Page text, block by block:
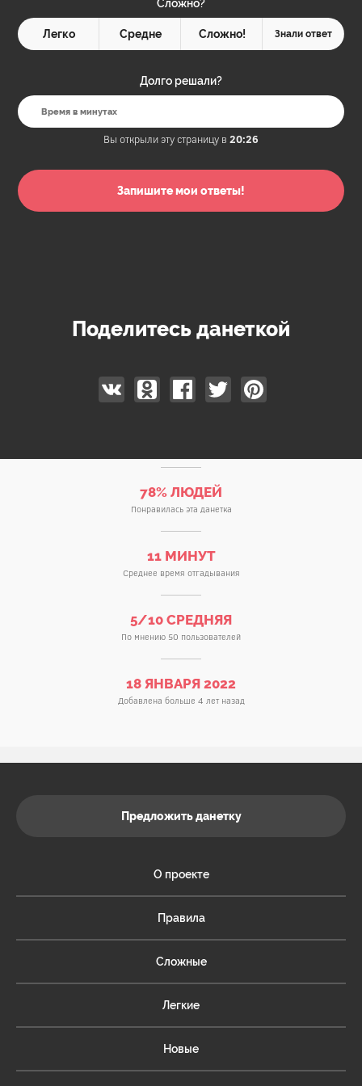
Сложно?
Легко Средне Сложно! Знали ответ
Долго решали?
Вы открыли эту страницу в 20:26
Поделитесь данеткой
78% ЛЮДЕЙ
Понравилась эта данетка
11 МИНУТ
Среднее время отгадывания
5/10 СРЕДНЯЯ
По мнению 50 пользователей
18 ЯНВАРЯ 2022
Добавлена больше 4 лет назад
Предложить данетку
О проекте
Правила
Сложные
Легкие
Новые